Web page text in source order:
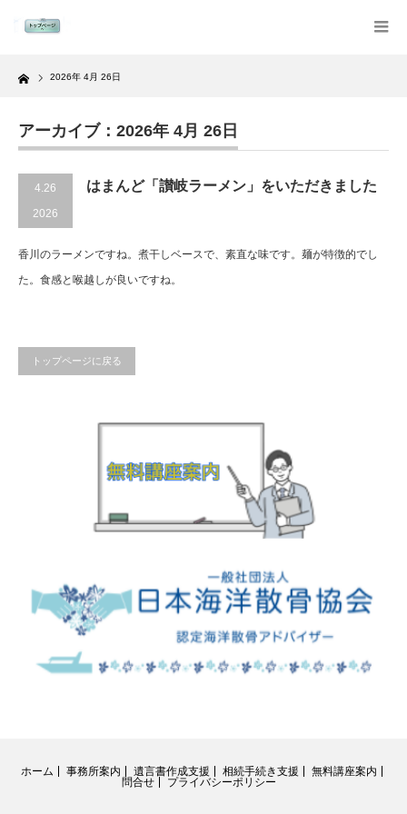
Home 2026年 4月 26日
アーカイブ：2026年 4月 26日
4.26
2026
はまんど「讃岐ラーメン」をいただきました
香川のラーメンですね。煮干しベースで、素直な味です。麺が特徴的でし
た。食感と喉越しが良いですね。
トップページに戻る
ホーム 事務所案内 遺言書作成支援 相続手続き支援
無料講座案内
問合せ
プライバシーポリシー